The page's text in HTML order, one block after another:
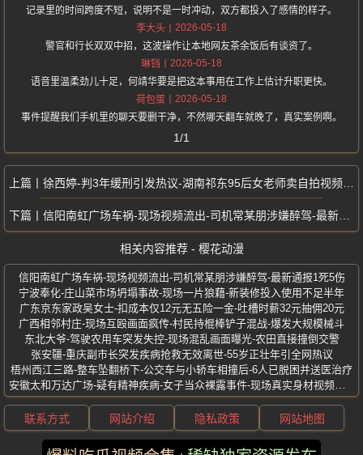
记录里的时间跨度不短，说明不是一时冲动，双方都投入了感情的样子。
李大头
2026-05-18
警官和行长双双中招，这波操作让本地网友茶余饭后有谈资了。
琳铛
2026-05-18
语音里温柔劲儿十足，何靖华要是把这本事用在工作上估计升职更快。
荷包蛋
2026-05-18
事件提醒我们手机里的聊天要删干净，不然哪天翻车就晚了，真实案例啊。
1/1
徐西婷-判3年缓刑引发热议-湖南祁东95后女老师卖自拍视频狂赚24万
信阳南虹广场车祸-现场视频流出-司机常某朋涉嫌醉驾-最新通报1死5伤
相关内容推荐 - 樱花动漫
信阳南虹广场车祸-现场视频流出-司机常某朋涉嫌醉驾-最新通报1死5伤
宁波奉化-庄山菜市场坍塌事故-现场一片狼藉-新装修投入使用不足半年
广东京东家政吴女士-扣成本仅12元无五险一金-吐槽时薪32元抽佣20元
广西相邻村庄-现场互殴画面疯传-村民持棍棒铲子混战-爆发大规模械斗
东北大爷-驾驶农用车突发失控-现场混乱画面曝光-农田直接撞倒交警
张安疆-重庆副市长突发疾病抢救无效离世-55岁正壮年引全网热议
梧州西江三路-整车坠翻桥下-公交车与小轿车相撞后-6人已脱困并送医治疗
联系方式 网站介绍 隐私政策 网站地图